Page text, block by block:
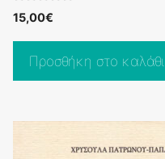
0
o
5
15,00€
Προσθήκη στο καλάθι